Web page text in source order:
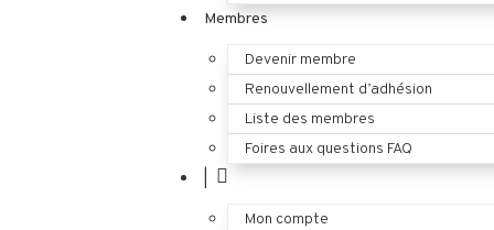
Membres
Devenir membre
Renouvellement d’adhésion
Liste des membres
Foires aux questions FAQ
Mon compte